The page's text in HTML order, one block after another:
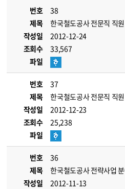
번호
38
제목
한국철도공사 전문직 직
작성일
2012-12-24
조회수
33,567
파일
번호
37
제목
한국철도공사 전문직 직
작성일
2012-12-23
조회수
25,238
파일
번호
36
제목
한국철도공사 전략사업
작성일
2012-11-13